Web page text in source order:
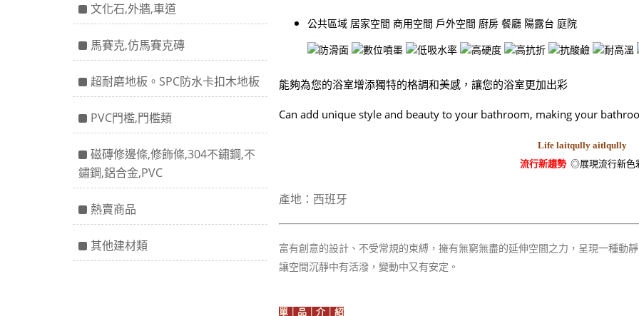
文化石,外牆,車道
馬賽克,仿馬賽克磚
超耐磨地板。SPC防水卡扣木地板
PVC門檻,門檻類
磁磚修邊條,修飾條,304不鏽鋼,不
鏽鋼,鋁合金,PVC
熱賣商品
其他建材類
公共區域 居家空間商用空間 戶外空間 廚房餐廳 陽露台 庭院
能夠為您的浴室增添獨特的格調和美感，讓您的浴室更加出彩
Can add unique style and beauty to your bathroom, making your
Life laitqully aitlqully
流行新趨勢 ◎展現流行新色
產地：西班牙
富有創意的設計、不受常規的束縛，擁有無窮無盡的延伸空間之力，呈現一種動
讓空間沉靜中有活潑，變動中又有安定。
單｜品｜介｜紹